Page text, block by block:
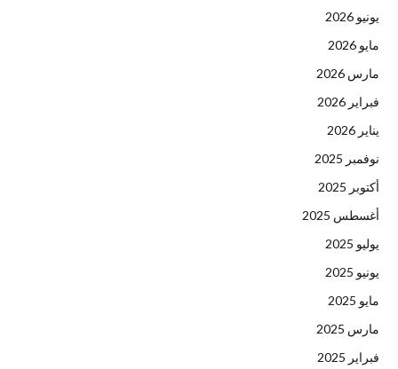
يونيو 2026
مايو 2026
مارس 2026
فبراير 2026
يناير 2026
نوفمبر 2025
أكتوبر 2025
أغسطس 2025
يوليو 2025
يونيو 2025
مايو 2025
مارس 2025
فبراير 2025